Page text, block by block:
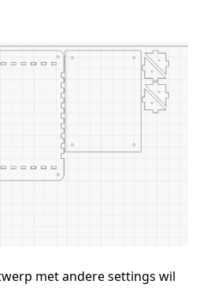
met andere settings wil